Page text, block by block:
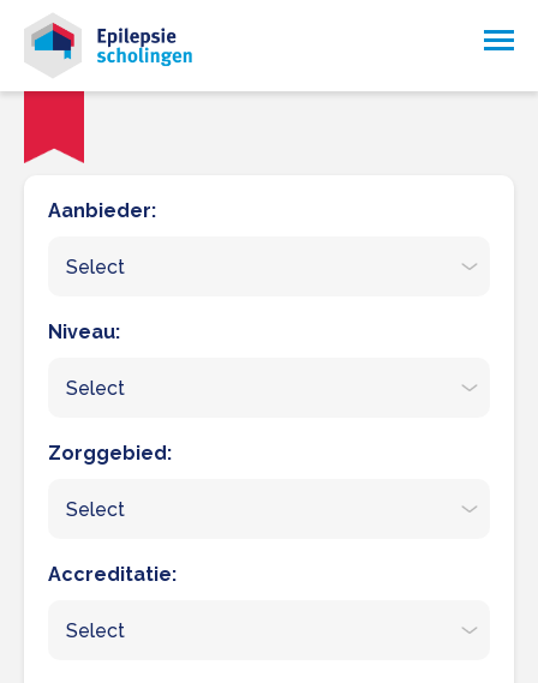
Aanbieder:
Select
Niveau:
Select
Zorggebied:
Select
Accreditatie:
Select